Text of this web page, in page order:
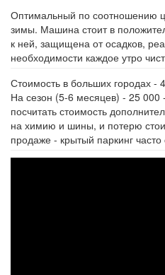
Оптимальный по соотношению
зимы. Машина стоит в
к ней, защищена от осадков,
необходимости каждое утро
Стоимость в больших городах -
На сезон (5-6 месяцев) - 25 000
посчитать стоимость
на химию и шины, и потерю
продаже - крытый паркинг часто